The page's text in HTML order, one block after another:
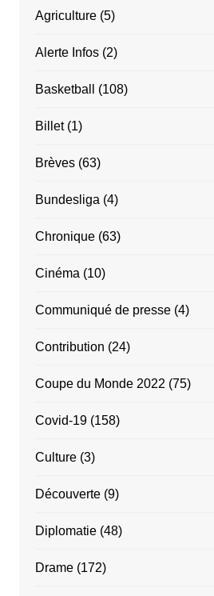
Agriculture(5)
Alerte Infos(2)
Basketball (108)
Billet(1)
Brèves(63)
Bundesliga (4)
Chronique(63)
Cinéma (10)
Communiqué de presse(4)
Contribution (24)
Coupe du Monde 2022 (75)
Covid-19(158)
Culture(3)
Découverte(9)
Diplomatie(48)
Drame(172)